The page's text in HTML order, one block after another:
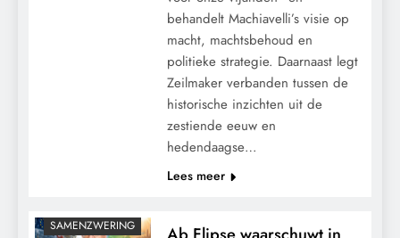
behandelt Machiavelli’s visie op
macht, machtsbehoud en
politieke strategie. Daarnaast legt
Zeilmaker verbanden tussen de
historische inzichten uit de
zestiende eeuw en
hedendaagse…
Lees meer
SAMENZWERING